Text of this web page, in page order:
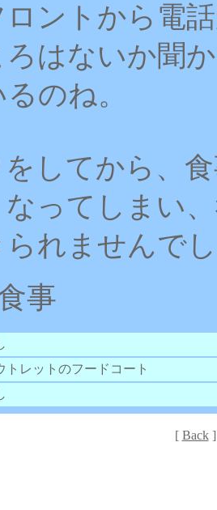
ロントから電
はないか聞
のね。
してから、
なってしまい
られませんで
事
トレットのフードコート
[ Back